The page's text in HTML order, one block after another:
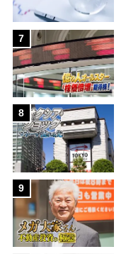
7
8
9